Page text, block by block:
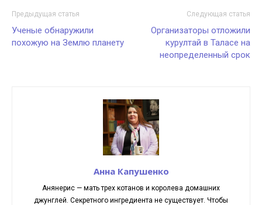
Предыдущая статья
Ученые обнаружили
похожую на Землю планету
Следующая статья
Организаторы отложили
курултай в Таласе на
неопределенный срок
Анна Капушенко
Анянерис — мать трех котанов и королева домашних
джунглей. Секретного ингредиента не существует. Чтобы